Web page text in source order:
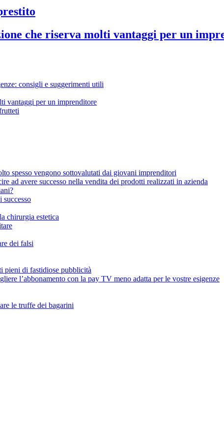
che riserva molti vantaggi per un
consigli e suggerimenti utili
vantaggi per un imprenditore
spesso vengono sottovalutati dai giovani imprenditori
ad avere successo nella vendita dei prodotti realizzati in azienda
chirurgia estetica
dei falsi
pieni di fastidiose pubblicità
l’abbonamento con la pay TV meno adatta per le vostre esigenze
le truffe dei bagarini